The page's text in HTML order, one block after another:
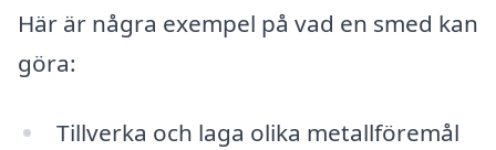
Här är några exempel på vad en smed kan
göra:
Tillverka och laga olika metallföremål